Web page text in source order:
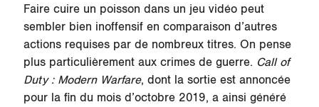
Faire cuire un poisson dans un jeu vidéo peut
sembler bien inoffensif en comparaison d’autres
actions requises par de nombreux titres. On pense
plus particulièrement aux crimes de guerre. Call of
Duty : Modern Warfare, dont la sortie est annoncée
pour la fin du mois d’octobre 2019, a ainsi généré